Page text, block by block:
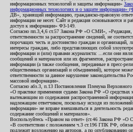
информационных технологий и защиты информации»
информационных технологиях и о защите информации»
ДВ», хранящий информацию, гражданско-правовую
информации не несет. Сайт и редакция основываются и
доступ к информации» ФЗ-149.
Согласно пп.3,4,6 ст.57 Закона РФ «О СМИ», «Редакция,
ответственности за распространение сведений, не
порочащих честь и достоинство граждан и
интересы граждан, либо представляющих собой
информации и (или) правами журналиста: ...если они
сообщений и материалов или их фрагментов,
информации (а также сообщения, переданные в пресс-
общественных организаций и объединений), которое
ответственности за данное нарушение законодательства
массовой информации».
Согласно абз.3, п.13 Постановления Пленума
«О практике применения судами Закона РФ «О средствах
вытекающим из содержания распространенной
надлежащим ответчиком, поскольку исходя из
информации» не вправе вмешиваться в деятельность
содержание сообщений и материалов».
Воспользуйтесь «Правом на ответ» (ст.46 Закона РФ «О
«В соответствии с положением ч.3 ст.196 ГПК РФ,
подлежит возложению на авторов, а по опубликованию